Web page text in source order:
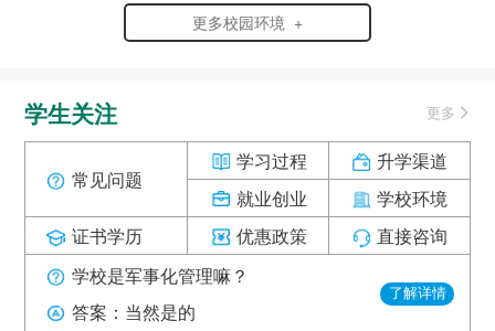
更多校园环境 +
学生关注 更多
常见问题
学习过程
就业创业
升学渠道
学校环境
证书学历
优惠政策
直接咨询
学校是军事化管理嘛？
答案：当然是的
了解详情